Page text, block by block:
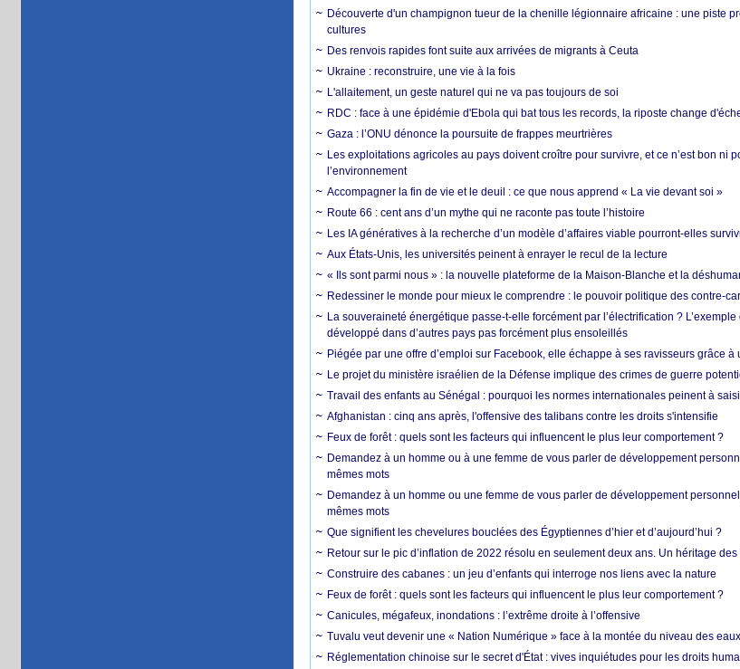
Découverte d'un champignon tueur de la chenille légionnaire africaine : une piste
cultures
Des renvois rapides font suite aux arrivées de migrants à Ceuta
Ukraine : reconstruire, une vie à la fois
L'allaitement, un geste naturel qui ne va pas toujours de soi
RDC : face à une épidémie d'Ebola qui bat tous les records, la riposte change
Gaza : l’ONU dénonce la poursuite de frappes meurtrières
Les exploitations agricoles au pays doivent croître pour survivre, et ce n’est bon ni
l’environnement
Accompagner la fin de vie et le deuil : ce que nous apprend « La vie devant soi »
Route 66 : cent ans d’un mythe qui ne raconte pas toute l’histoire
Les IA génératives à la recherche d’un modèle d’affaires viable pourront-elles
Aux États-Unis, les universités peinent à enrayer le recul de la lecture
« Ils sont parmi nous » : la nouvelle plateforme de la Maison-Blanche et la
Redessiner le monde pour mieux le comprendre : le pouvoir politique des contre-
La souveraineté énergétique passe-t-elle forcément par l’électrification ?
développé dans d’autres pays pas forcément plus ensoleillés
Piégée par une offre d’emploi sur Facebook, elle échappe à ses ravisseurs grâce à
Le projet du ministère israélien de la Défense implique des crimes de guerre
Travail des enfants au Sénégal : pourquoi les normes internationales peinent à
Afghanistan : cinq ans après, l'offensive des talibans contre les droits s'intensifie
Feux de forêt : quels sont les facteurs qui influencent le plus leur comportement ?
Demandez à un homme ou à une femme de vous parler de développement
mêmes mots
Demandez à un homme ou une femme de vous parler de développement
mêmes mots
Que signifient les chevelures bouclées des Égyptiennes d’hier et d’aujourd’hui ?
Retour sur le pic d’inflation de 2022 résolu en seulement deux ans. Un héritage
Construire des cabanes : un jeu d’enfants qui interroge nos liens avec la nature
Feux de forêt : quels sont les facteurs qui influencent le plus leur comportement ?
Canicules, mégafeux, inondations : l’extrême droite à l’offensive
Tuvalu veut devenir une « Nation Numérique » face à la montée du niveau des eaux
Réglementation chinoise sur le secret d'État : vives inquiétudes pour les droits